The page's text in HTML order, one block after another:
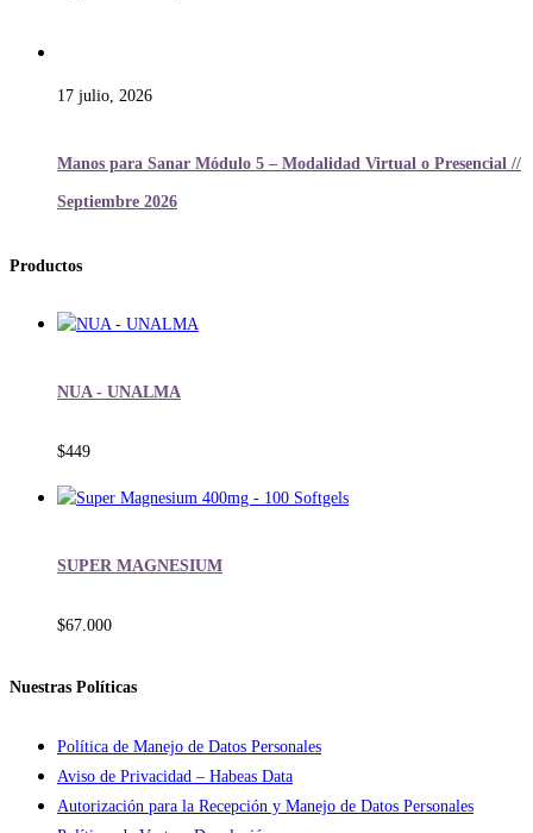
17 julio, 2026
Manos para Sanar Módulo 5 – Modalidad Virtual o Presencial //
Septiembre 2026
Productos
NUA - UNALMA
$449
SUPER MAGNESIUM
$67.000
Nuestras Políticas
Política de Manejo de Datos Personales
Aviso de Privacidad – Habeas Data
Autorización para la Recepción y Manejo de Datos Personales